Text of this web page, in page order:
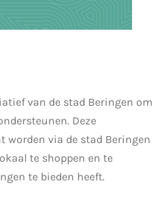
van de stad Beringen om
Deze
worden via de stad Beringen
te shoppen en te
te bieden heeft.